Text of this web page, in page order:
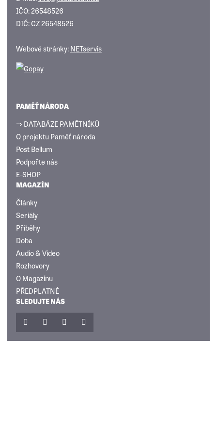
IČO: 26548526
DIČ: CZ 26548526
Webové stránky:NETservis
PAMĚŤ NÁRODA
⇒ DATABÁZE PAMĚTNÍKŮ
O projektu Paměť národa
Post Bellum
Podpořte nás
E-SHOP
MAGAZÍN
Články
Seriály
Příběhy
Doba
Audio & Video
Rozhovory
O Magazínu
PŘEDPLATNÉ
SLEDUJTE NÁS